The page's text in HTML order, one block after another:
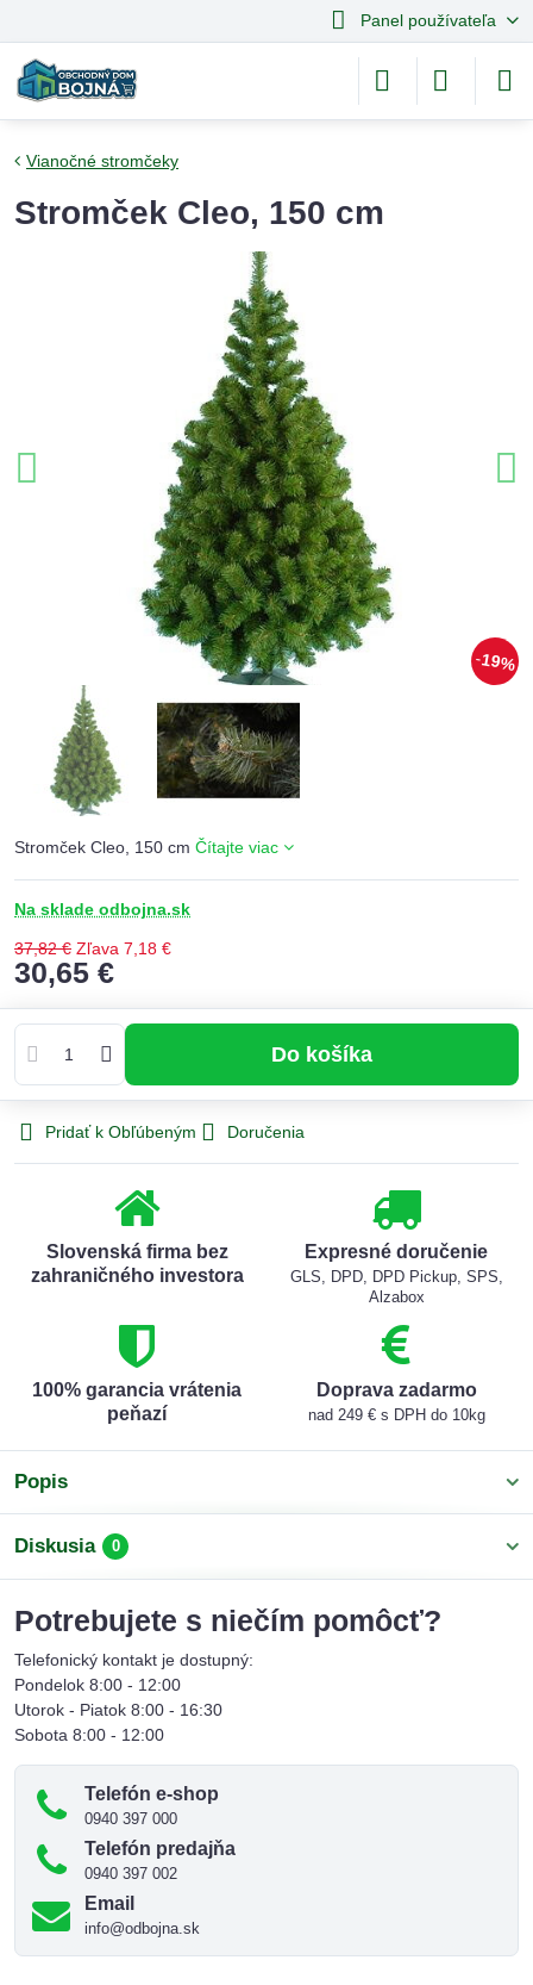
Panel používateľa
19%
Vianočné stromčeky
Stromček Cleo, 150 cm
Stromček Cleo, 150 cm Čítajte viac
Na sklade odbojna.sk
37,82 € Zľava 7,18 €
30,65 €
Do košíka
Pridať k Obľúbeným Doručenia
Slovenská firma bez
zahraničného investora
Expresné doručenie
GLS, DPD, DPD Pickup, SPS,
Alzabox
100% garancia vrátenia
peňazí
Doprava zadarmo
nad 249 € s DPH do 10kg
Popis
Diskusia 0
Potrebujete s niečím pomôcť?
Telefonický kontakt je dostupný:
Pondelok 8:00 - 12:00
Utorok - Piatok 8:00 - 16:30
Sobota 8:00 - 12:00
Telefón e-shop
0940 397 000
Telefón predajňa
0940 397 002
Email
info@odbojna.sk